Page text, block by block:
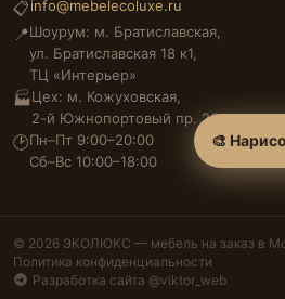
📋info@mebelecoluxe.ru
📍Шоурум: м. Братиславская,
ул. Братиславская 18 к1,
ТЦ «Интерьер»
🏭Цех: м. Кожуховская,
2-й Южнопортовый пр. 26
🕑Пн–Пт 9:00–20:00
Сб–Вс 10:00–18:00
© 2026 ЭКОЛЮКС — мебель на заказ в
Политика конфиденциальности
Разработка сайта @viktor_web
🎨